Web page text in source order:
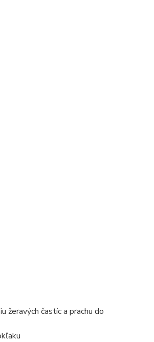
žeravých častíc a prachu do